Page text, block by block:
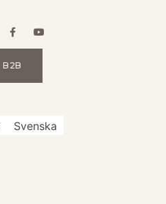
B2B
Svenska